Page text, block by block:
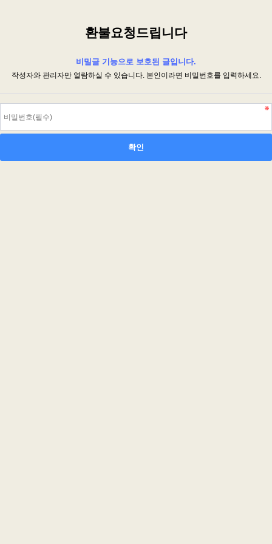
환불요청드립니다
비밀글 기능으로 보호된 글입니다.
작성자와 관리자만 열람하실 수 있습니다. 본인이라면 비밀번호를 입력하세요.